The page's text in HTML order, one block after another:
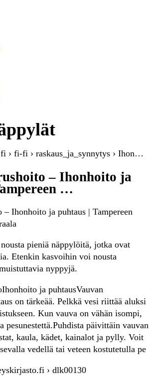
› fi-fi › raskaus_ja_synnytys › Ihon…
– Ihonhoito ja
…
– Ihonhoito ja puhtaus | Tampereen
pieniä näppylöitä, jotka ovat
Etenkin kasvoihin voi nousta
nyppyjä.
ja puhtausVauvan
on tärkeää. Pelkkä vesi riittää aluksi
Kun vauva on vähän isompi,
pesunestettä.Puhdista päivittäin vauvan
kaula, kädet, kainalot ja pylly. Voit
vedellä tai veteen kostutetulla pe
› dlk00130